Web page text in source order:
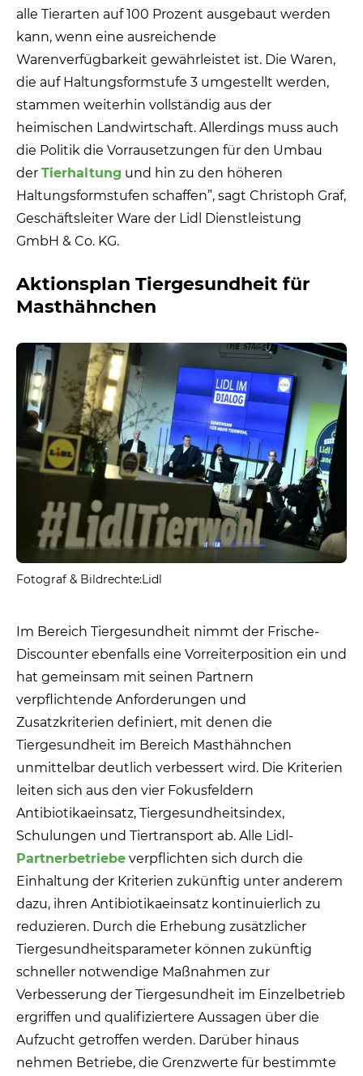
alle Tierarten auf 100 Prozent ausgebaut werden
kann, wenn eine ausreichende
Warenverfügbarkeit gewährleistet ist. Die Waren,
die auf Haltungsformstufe 3 umgestellt werden,
stammen weiterhin vollständig aus der
heimischen Landwirtschaft. Allerdings muss auch
die Politik die Vorrausetzungen für den Umbau
der Tierhaltung und hin zu den höheren
Haltungsformstufen schaffen”, sagt Christoph Graf,
Geschäftsleiter Ware der Lidl Dienstleistung
GmbH & Co. KG.
Aktionsplan Tiergesundheit für
Masthähnchen
Fotograf & Bildrechte:Lidl
Im Bereich Tiergesundheit nimmt der Frische-
Discounter ebenfalls eine Vorreiterposition ein und
hat gemeinsam mit seinen Partnern
verpflichtende Anforderungen und
Zusatzkriterien definiert, mit denen die
Tiergesundheit im Bereich Masthähnchen
unmittelbar deutlich verbessert wird. Die Kriterien
leiten sich aus den vier Fokusfeldern
Antibiotikaeinsatz, Tiergesundheitsindex,
Schulungen und Tiertransport ab. Alle Lidl-
Partnerbetriebe verpflichten sich durch die
Einhaltung der Kriterien zukünftig unter anderem
dazu, ihren Antibiotikaeinsatz kontinuierlich zu
reduzieren. Durch die Erhebung zusätzlicher
Tiergesundheitsparameter können zukünftig
schneller notwendige Maßnahmen zur
Verbesserung der Tiergesundheit im Einzelbetrieb
ergriffen und qualifiziertere Aussagen über die
Aufzucht getroffen werden. Darüber hinaus
nehmen Betriebe, die Grenzwerte für bestimmte